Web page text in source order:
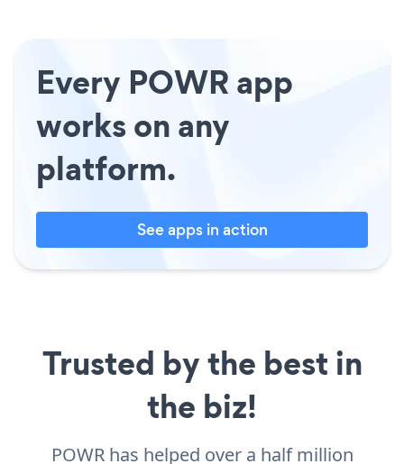
Every POWR app
works on any
platform.
See apps in action
Trusted by the best in
the biz!
POWR has helped over a half million